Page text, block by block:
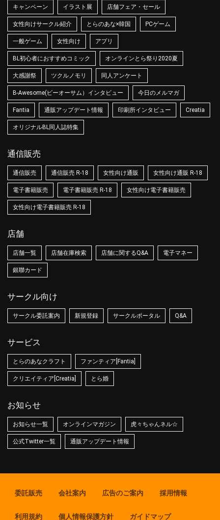
キャンペーン イラスト展 店舗フェア・セール
女性向けサークル紹介 とらのあな×韓国 PCゲーム
一般ゲーム 女性向け アプリ
BL初心者におすすめコミック オンラインとら祭り2020夏
大感謝祭 ツクルノモリ 同人アンケート
B-Awesome(ビーオーサム）インタビュー 今日のメルマガ
Fantia 通販アップデート情報 印刷所インタビュー Creatia
オリジナルBL同人誌特集
通信販売
通信販売 通信販売 R-18 女性向け通販 女性向け通販 R-18
電子書籍販売 電子書籍販売 R-18 女性向け電子書籍販売
女性向け電子書籍販売 R-18
店舗
店舗一覧 店舗在庫検索 店舗に関するQ&A 電子マネー
銀聯カード
サークル向け
サークル委託案内 新規登録 サークルポータル Q&A
サービス
とらのあなクラフト ファンティア[Fantia]
クリエイティア[Creatia] とら婚
お知らせ
お知らせ一覧 オンラインマガジン 虎々ちゃんネル☆
公式Twitter一覧 通販アップデート情報
委託販売 会社案内 広告のご案内 採用情報
利用規約 個人情報保護方針 ガイドマップ